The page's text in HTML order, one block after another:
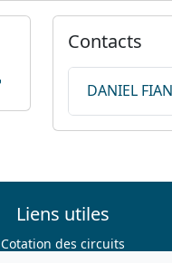
Contacts
DANIEL
Liens utiles
Cotation des circuits